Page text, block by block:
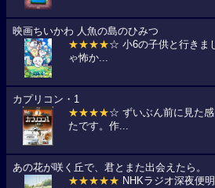
映画ちいかわ 人魚の島のひみつ
★★★★☆ 小6の子供と行きま
ゃ怖か...
カプリコン・1
★★★★☆ ずいぶん前に見た
たです。作...
あの花が咲く丘で、君とまた出会えたら。
★★★★★ NHKラジオ深夜便